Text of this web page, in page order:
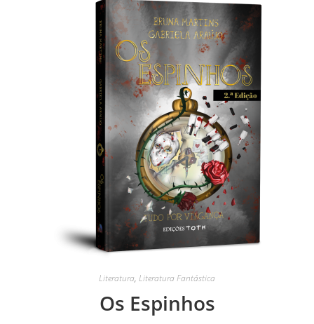
Literatura, Literatura Fantástica
Os Espinhos